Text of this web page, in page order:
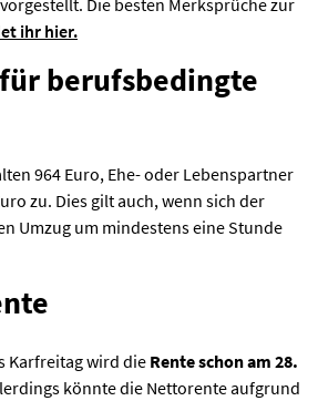
Die besten Merksprüche zur
ihr hier.
berufsbedingte
964 Euro, Ehe- oder Lebenspartner
zu. Dies gilt auch, wenn sich der
Umzug um mindestens eine Stunde
Karfreitag wird die Rente schon am 28.
könnte die Nettorente aufgrund